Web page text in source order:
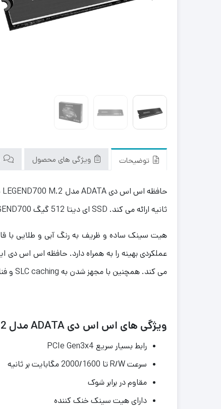
توضیحات ویژگی های محصول
ثانیه ارائه می کند. SSD ای دیتا 512 گیگ LEGEND700 از آخرین پلتفرم های اینتل و AMD، از جمله رایانه های شخصی و لپ تاپ ها پشتیبانی می کند.
می کند. همچنین با مجهز شدن به SLC caching و فناوری HMB (Host Memory Buffer)، سرعت خواندن و نوشتن تصادفی را افزایش می دهد.
ویژگی های اس اس دی ADATA مدل LEGEND700 M.2 ظرفیت 512 گیگابایت
رابط بسیار سریع PCIe Gen3x4
سرعت R/W تا 2000/1600 مگابایت بر ثانیه
مقاوم در برابر شوک
دارای هیت سینک خنک کننده